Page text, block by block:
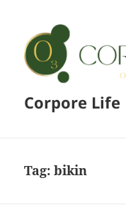
Corpore Life
Tag:bikin